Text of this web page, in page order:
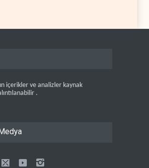
içerikler ve analizler kaynak
.